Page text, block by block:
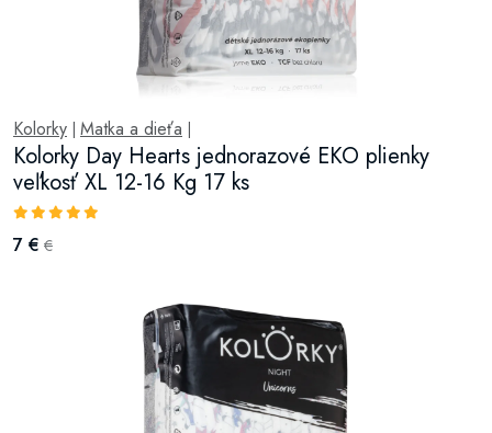
Kolorky Matka a dieťa
Kolorky Day Hearts jednorazové EKO plienky
veľkosť XL 12-16 Kg 17 ks
7 € €